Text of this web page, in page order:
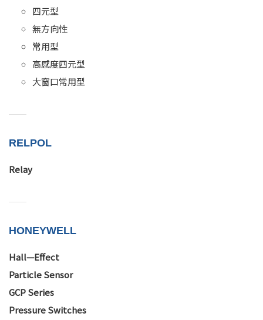
四元型
無方向性
常用型
高感度四元型
大窗口常用型
RELPOL
Relay
HONEYWELL
Hall—Effect
Particle Sensor
GCP Series
Pressure Switches